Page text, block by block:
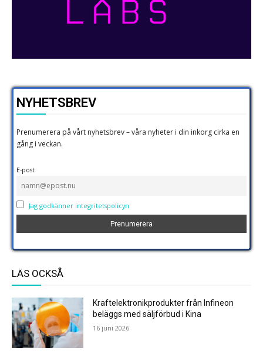
NYHETSBREV
Prenumerera på vårt nyhetsbrev – våra nyheter i din inkorg cirka en
gång i veckan.
E-post
Jag godkänner integritetspolicyn
LÄS OCKSÅ
Kraftelektronikprodukter från Infineon
beläggs med säljförbud i Kina
16 juni 2026